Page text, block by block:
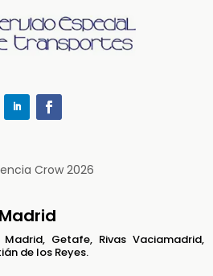
Crow 2026
Getafe, Rivas Vaciamadrid,
de los Reyes.